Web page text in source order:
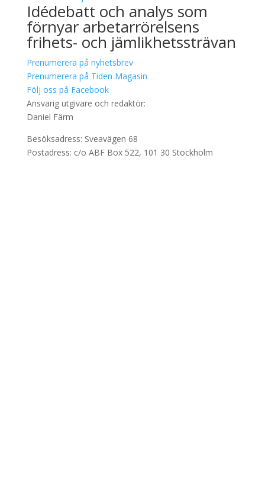
Idédebatt och analys som
förnyar arbetarrörelsens
frihets- och jämlikhetssträvan
Prenumerera på nyhetsbrev
Prenumerera på Tiden Magasin
Följ oss på Facebook
Ansvarig utgivare och redaktör:
Daniel Färm
Besöksadress: Sveavägen 68
Postadress: c/o ABF Box 522, 101 30 Stockholm